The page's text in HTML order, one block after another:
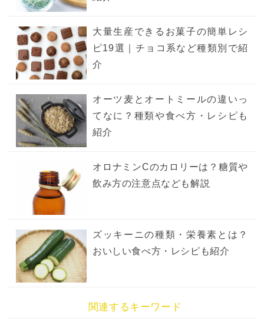
大量生産できるお菓子の簡単レシ
ピ19選｜チョコ系など種類別で紹
介
オーツ麦とオートミールの違いっ
てなに？種類や食べ方・レシピも
紹介
オロナミンCのカロリーは？糖質や
飲み方の注意点なども解説
ズッキーニの種類・栄養素とは？
おいしい食べ方・レシピも紹介
関連するキーワード